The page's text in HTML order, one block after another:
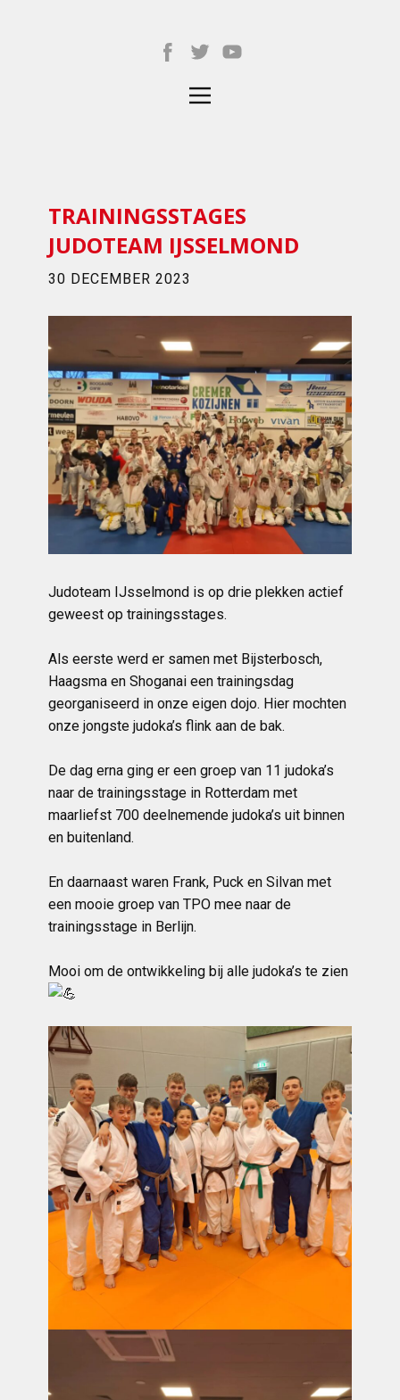
TRAININGSSTAGES
JUDOTEAM IJSSELMOND
30 DECEMBER 2023
Judoteam IJsselmond is op drie plekken actief
geweest op trainingsstages.
Als eerste werd er samen met Bijsterbosch,
Haagsma en Shoganai een trainingsdag
georganiseerd in onze eigen dojo. Hier mochten
onze jongste judoka’s flink aan de bak.
De dag erna ging er een groep van 11 judoka’s
naar de trainingsstage in Rotterdam met
maarliefst 700 deelnemende judoka’s uit binnen
en buitenland.
En daarnaast waren Frank, Puck en Silvan met
een mooie groep van TPO mee naar de
trainingsstage in Berlijn.
Mooi om de ontwikkeling bij alle judoka’s te zien